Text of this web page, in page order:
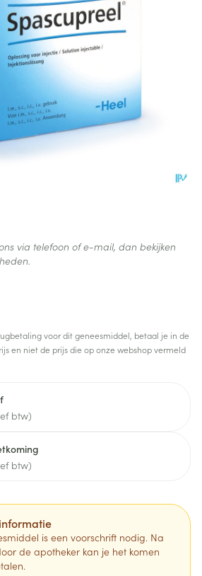
voor dit geneesmiddel, betaal je in de
en niet de prijs die op onze webshop vermeld
btw)
btw)
is een voorschrift nodig. Na
de apotheker kan je het komen
via telefoon of e-mail, dan bekijken